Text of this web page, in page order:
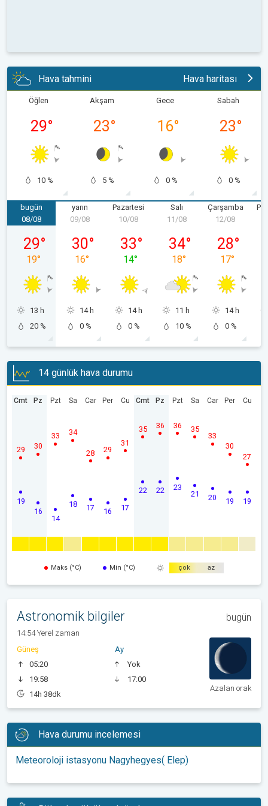
Hava tahmini Hava haritası
Öğlen
29°
10 %
Akşam
23°
5 %
Gece
16°
0 %
Sabah
23°
0 %
bugün
08/08 Cumartesi
08/08
29°
19°
13 h
20 %
yarın
09/08
30°
16°
14 h
0 %
Pazartesi
10/08 Pazartesi
10/08
33°
14°
14 h
0 %
Salı
11/08
34°
18°
11 h
10 %
Çarşamba
12/08
28°
17°
14 h
0 %
14 günlük hava durumu
Cmt
19
29
Pz
16
30
Pzt
14
33
Sa
18
34
Car
17
28
Per
16
29
Cu
17
31
Cmt
22
35
Pz
22
36
Pzt
23
36
Sa
21
35
Car
20
33
Per
19
30
Cu
19
27
Maks (°C) Min (°C) çok az
Astronomik bilgiler bugün
14:54 Yerel zaman
Güneş
05:20
19:58
14h 38dk
Ay
Yok
17:00
Azalan orak
Hava durumu incelemesi
Meteoroloji istasyonu Nagyhegyes( Elep)